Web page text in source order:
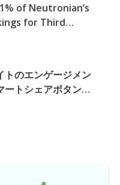
of Neutronian’s
for Third
トのエンゲージメン
ートシェアボタンの